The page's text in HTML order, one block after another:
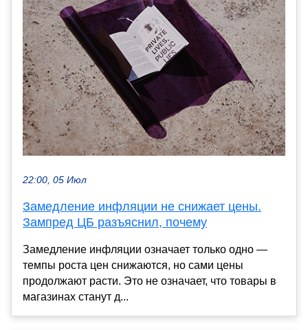
22:00, 05 Июл
Замедление инфляции не снижает цены.
Зампред ЦБ разъяснил, почему
Замедление инфляции означает только одно —
темпы роста цен снижаются, но сами цены
продолжают расти. Это не означает, что товары в
магазинах станут д...